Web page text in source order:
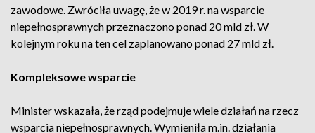
zawodowe. Zwróciła uwagę, że w 2019 r. na wsparcie
niepełnosprawnych przeznaczono ponad 20 mld zł. W
kolejnym roku na ten cel zaplanowano ponad 27 mld zł.
Kompleksowe wsparcie
Minister wskazała, że rząd podejmuje wiele działań na rzecz
wsparcia niepełnosprawnych. Wymieniła m.in. działania